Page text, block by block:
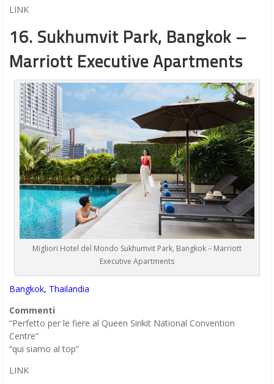
LINK
16. Sukhumvit Park, Bangkok –
Marriott Executive Apartments
Migliori Hotel del Mondo Sukhumvit Park, Bangkok – Marriott
Executive Apartments
Bangkok, Thailandia
Commenti
“Perfetto per le fiere al Queen Sirikit National Convention
Centre”
“qui siamo al top”
LINK